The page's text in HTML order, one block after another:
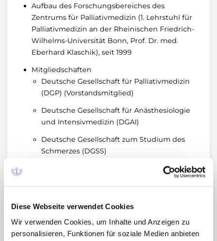
Diese Webseite verwendet Cookies
Wir verwenden Cookies, um Inhalte und Anzeigen zu
personalisieren, Funktionen für soziale Medien anbieten
Aufbau des Forschungsbereiches des
Zentrums für Palliativmedizin (1. Lehrstuhl für
Palliativmedizin an der Rheinischen Friedrich-
Wilhelms-Universität Bonn, Prof. Dr. med.
Eberhard Klaschik), seit 1999
Mitgliedschaften
Deutsche Gesellschaft für Palliativmedizin
(DGP) (Vorstandsmitglied)
Deutsche Gesellschaft für Anästhesiologie
und Intensivmedizin (DGAI)
Deutsche Gesellschaft zum Studium des
Schmerzes (DGSS)
European Association for Palliative Care
Excellence in Palliative Care"; Task Force on
the development of palliative care in
Europe